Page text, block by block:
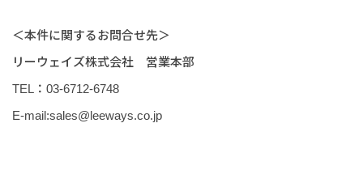
＜本件に関するお問合せ先＞
リーウェイズ株式会社 営業本部
TEL：03-6712-6748
E-mail:sales@leeways.co.jp